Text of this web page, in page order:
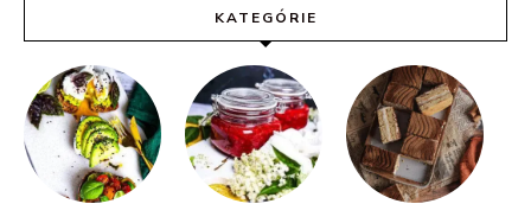
KATEGÓRIE